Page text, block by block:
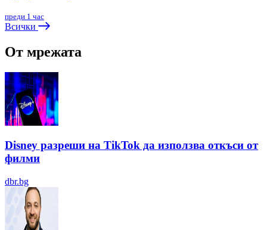
преди 1 час
Всички
От мрежата
Disney разреши на TikTok да използва откъси от
филми
dbr.bg